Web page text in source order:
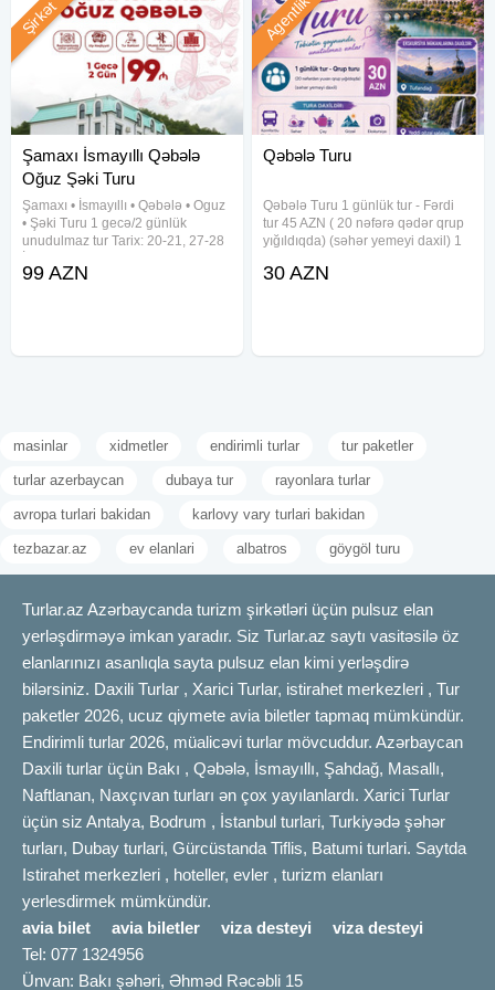
Şamaxı İsmayıllı Qəbələ
Oğuz Şəki Turu
Şamaxı • İsmayıllı • Qəbələ • Oguz
• Şəki Turu 1 gecə/2 günlük
unudulmaz tur Tarix: 20-21, 27-28
25-26 İyul Turun Qiyməti: 89
Şirkət
99 AZN
Qəbələ Turu
Qəbələ Turu 1 günlük tur - Fərdi
tur 45 AZN ( 20 nəfərə qədər qrup
yığıldıqda) (səhər yemeyi daxil) 1
nəfərə qədər qrup yığıldıqda)
Agentlik
30 AZN
masinlar xidmetler endirimli turlar tur paketler
turlar azerbaycan dubaya tur rayonlara turlar
avropa turlari bakidan karlovy vary turlari bakidan
tezbazar.az ev elanlari albatros göygöl turu
Turlar.az Azərbaycanda turizm şirkətləri üçün pulsuz elan
yerləşdirməyə imkan yaradır. Siz Turlar.az saytı vasitəsilə öz
elanlarınızı asanlıqla sayta pulsuz elan kimi yerləşdirə
bilərsiniz. Daxili Turlar , Xarici Turlar, istirahet merkezleri , Tur
paketler 2026, ucuz qiymete avia biletler tapmaq mümkündür.
Endirimli turlar 2026, müalicəvi turlar mövcuddur. Azərbaycan
Daxili turlar üçün Bakı , Qəbələ, İsmayıllı, Şahdağ, Masallı,
Naftlanan, Naxçıvan turları ən çox yayılanlardı. Xarici Turlar
üçün siz Antalya, Bodrum , İstanbul turlari, Turkiyədə şəhər
turları, Dubay turlari, Gürcüstanda Tiflis, Batumi turlari. Saytda
Istirahet merkezleri , hoteller, evler , turizm elanları
yerlesdirmek mümkündür.
avia bilet
avia biletler viza desteyi
viza desteyi
Tel: 077 1324956
Ünvan: Bakı şəhəri, Əhməd Rəcəbli 15